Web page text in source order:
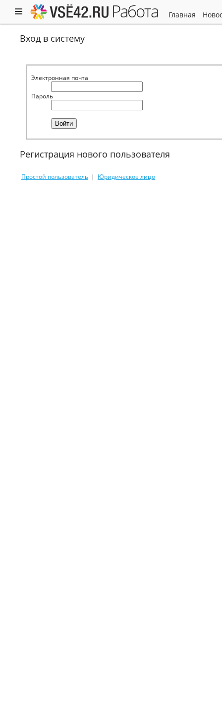
работа главная
Вход в систему
Электронная почта
Пароль
Регистрация нового пользователя
Простой пользователь | Юридическое лицо